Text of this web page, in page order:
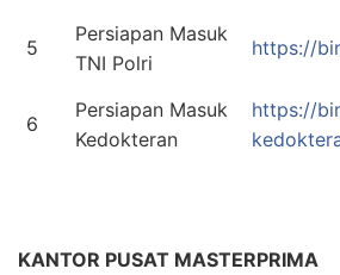
5
Persiapan Masuk
TNI Polri
https://
6
Persiapan Masuk
Kedokteran
https://
KANTOR PUSAT MASTERPRIMA